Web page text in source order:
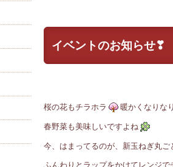
イベントのお知らせ❣
桜の花もチラホラ 暖かくなりな
春野菜も美味しいですよね
今、はまってるのが、新玉ねぎ丸
ふんわりとラップをかけてレンジで